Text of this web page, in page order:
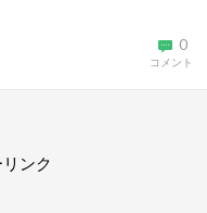
0
コメント
ンク